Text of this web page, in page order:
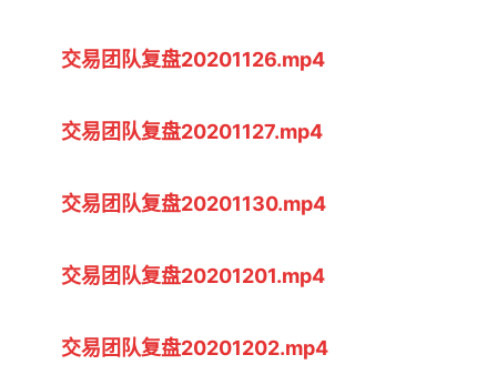
交易团队复盘20201126.mp4
交易团队复盘20201127.mp4
交易团队复盘20201130.mp4
交易团队复盘20201201.mp4
交易团队复盘20201202.mp4